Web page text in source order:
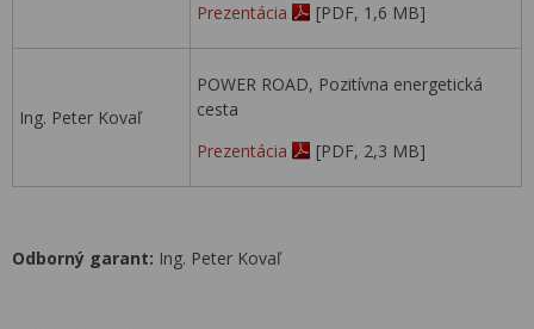
Prezentácia
[PDF, 1,6 MB]
Ing. Peter Kovaľ
POWER ROAD, Pozitívna energetická
cesta
Prezentácia
[PDF, 2,3 MB]
Odborný garant: Ing. Peter Kovaľ